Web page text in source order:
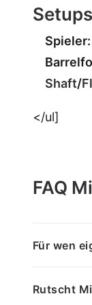
Spieler:
Shaft/
</ul]
FAQ
Für wen
Rutscht